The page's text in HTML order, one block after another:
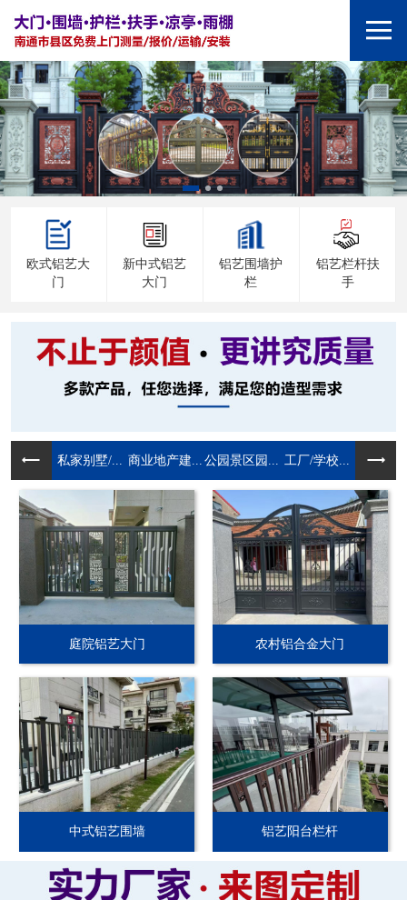
欧式铝艺大
门
新中式铝艺
大门
铝艺围墙护
栏
铝艺栏杆扶
手
私家别墅/... 商业地产建... 公园景区园... 工厂/学校...
庭院铝艺大门 农村铝合金大门
中式铝艺围墙 铝艺阳台栏杆